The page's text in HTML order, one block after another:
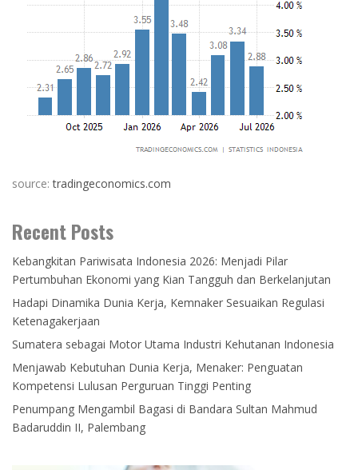
source:tradingeconomics.com
Recent Posts
Kebangkitan Pariwisata Indonesia 2026: Menjadi Pilar
Pertumbuhan Ekonomi yang Kian Tangguh dan Berkelanjutan
Hadapi Dinamika Dunia Kerja, Kemnaker Sesuaikan Regulasi
Ketenagakerjaan
Sumatera sebagai Motor Utama Industri Kehutanan Indonesia
Menjawab Kebutuhan Dunia Kerja, Menaker: Penguatan
Kompetensi Lulusan Perguruan Tinggi Penting
Penumpang Mengambil Bagasi di Bandara Sultan Mahmud
Badaruddin II, Palembang